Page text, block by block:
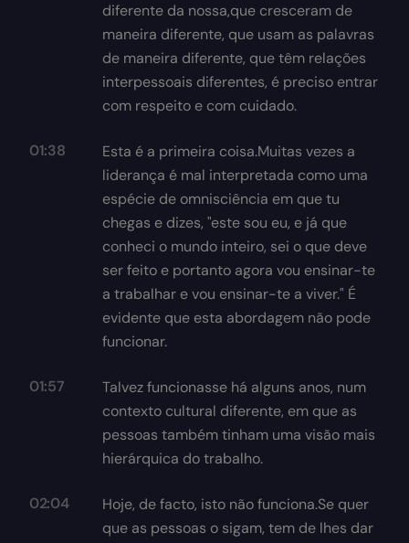
diferente da nossa,que cresceram de
maneira diferente, que usam as palavras
de maneira diferente, que têm relações
interpessoais diferentes, é preciso entrar
com respeito e com cuidado.
01:38
Esta é a primeira coisa.Muitas vezes a
liderança é mal interpretada como uma
espécie de omnisciência em que tu
chegas e dizes, "este sou eu, e já que
conheci o mundo inteiro, sei o que deve
ser feito e portanto agora vou ensinar-te
a trabalhar e vou ensinar-te a viver." É
evidente que esta abordagem não pode
funcionar.
01:57
Talvez funcionasse há alguns anos, num
contexto cultural diferente, em que as
pessoas também tinham uma visão mais
hierárquica do trabalho.
02:04
Hoje, de facto, isto não funciona.Se quer
que as pessoas o sigam, tem de lhes dar